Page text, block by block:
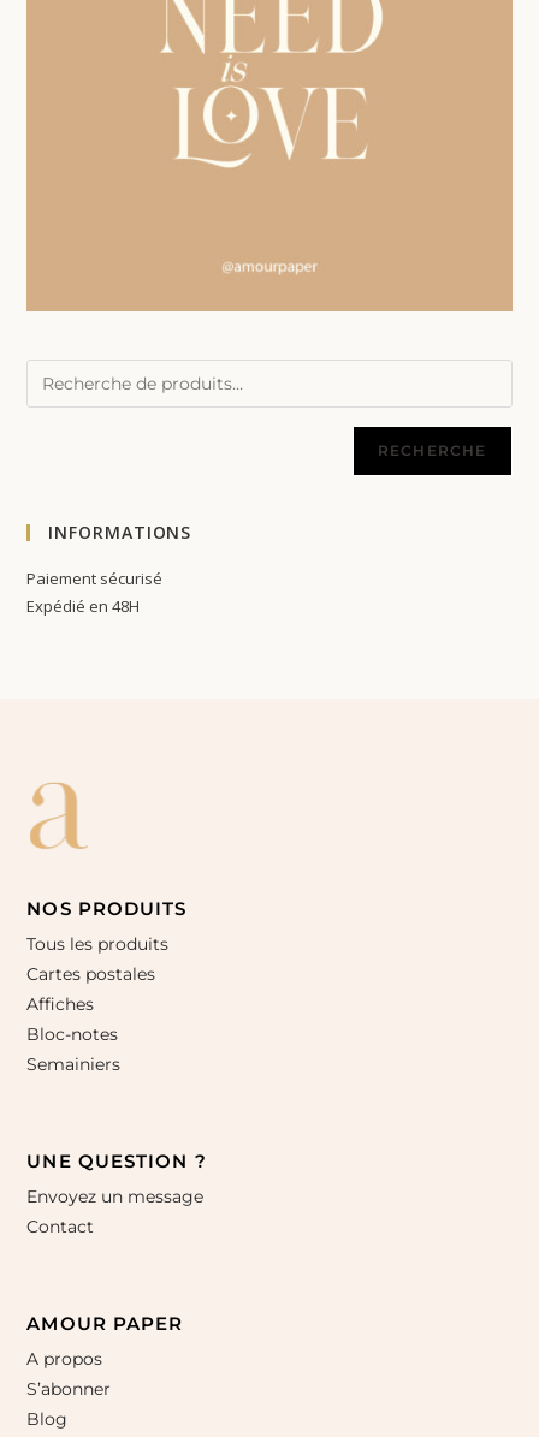
RECHERCHE
INFORMATIONS
Paiement sécurisé
Expédié en 48H
NOS PRODUITS
Tous les produits
Cartes postales
Affiches
Bloc-notes
Semainiers
UNE QUESTION ?
Envoyez un message
Contact
AMOUR PAPER
A propos
S’abonner
Blog